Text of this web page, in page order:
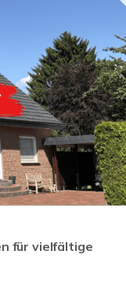
für vielfältige